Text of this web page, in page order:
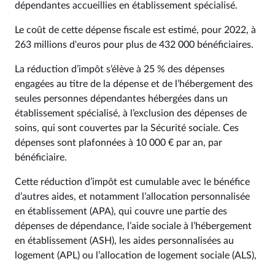
dépendantes accueillies en établissement spécialisé.
Le coût de cette dépense fiscale est estimé, pour 2022, à
263 millions d'euros pour plus de 432 000 bénéficiaires.
La réduction d’impôt s’élève à 25 % des dépenses
engagées au titre de la dépense et de l’hébergement des
seules personnes dépendantes hébergées dans un
établissement spécialisé, à l’exclusion des dépenses de
soins, qui sont couvertes par la Sécurité sociale. Ces
dépenses sont plafonnées à 10 000 € par an, par
bénéficiaire.
Cette réduction d’impôt est cumulable avec le bénéfice
d’autres aides, et notamment l’allocation personnalisée
en établissement (APA), qui couvre une partie des
dépenses de dépendance, l’aide sociale à l’hébergement
en établissement (ASH), les aides personnalisées au
logement (APL) ou l’allocation de logement sociale (ALS),